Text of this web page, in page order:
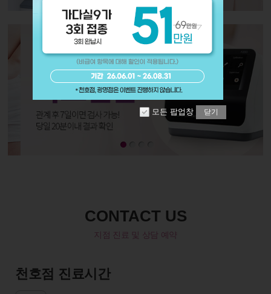
모든 팝업창 닫기
CONTACT US
지점 진료 및 상담 예약
천호점 진료시간